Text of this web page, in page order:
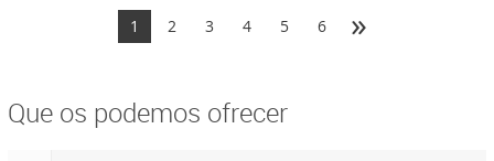
1 2 3 4 5 6 »
Que os podemos ofrecer